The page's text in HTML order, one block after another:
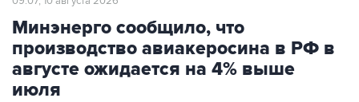
Минэнерго сообщило, что
производство авиакеросина в РФ в
августе ожидается на 4% выше
июля